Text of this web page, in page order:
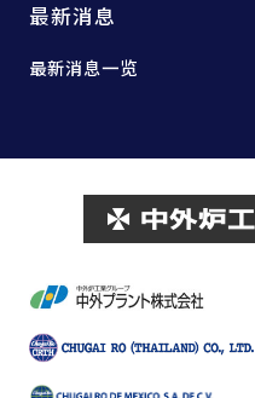
最新消息
最新消息一览